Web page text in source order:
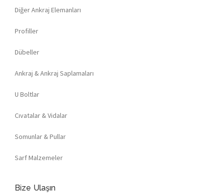
Diğer Ankraj Elemanları
Profiller
Dübeller
Ankraj & Ankraj Saplamaları
U Boltlar
Cıvatalar & Vidalar
Somunlar & Pullar
Sarf Malzemeler
Bize Ulaşın